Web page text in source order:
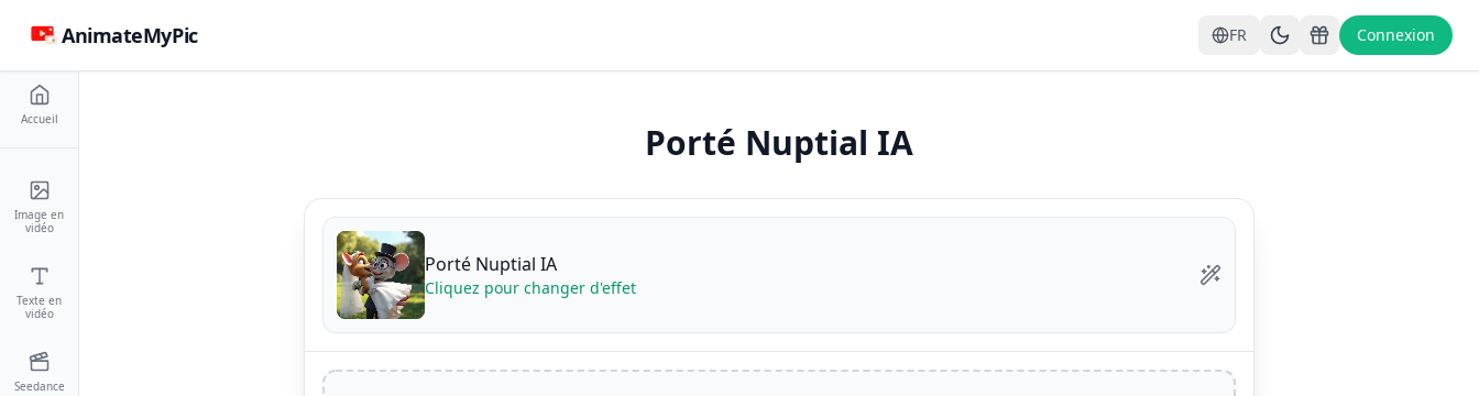
AnimateMyPic FR Connexion
Accueil
Image en
vidéo
Texte en
vidéo
Seedance
Porté Nuptial IA
Porté Nuptial IA
Cliquez pour changer d'effet